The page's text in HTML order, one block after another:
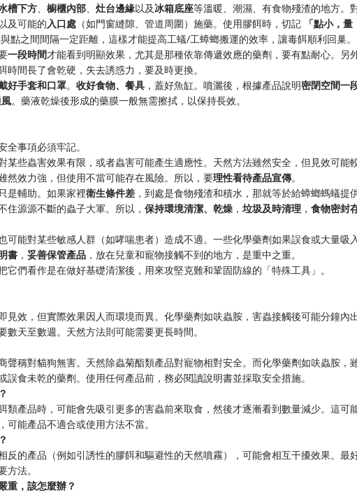
槽下方​​、​ ​櫥櫃內部​​、​ ​灶台邊緣​​以及​​冰箱底座​等溫暖、潮濕、有食物殘渣的地方。
及可能的​​入口處​ ​（如門窗縫隙、管道周圍）施藥。使用膠餌時，切記 ​
​「點小，量
點之間間隔一定距離，這樣才能提高工蟻/工蟑螂搬運的效率，讓毒餌順利回巢。
​一段時間​才能看到明顯效果，尤其是那種依靠傳遞效應的藥劑，要有點耐心。另
時間長了會乾硬，失去誘惑力，要及時更換。
好手套和口罩​​。​ ​收好食物、餐具​ ​，蓋好魚缸。噴灑後，根據產品說明​密閉空間一
​。藥液乾燥後形成的藥膜一般無需擦拭，以保持長效。
事項必須牢記。
某些蟲害效果有限，或者蟲害可能產生適應性。天然方法雖然安全，但見效可能
然效力強，但使用不當可能存在風險。所以，要​​理性看待產品宣傳​​。
是輔助。如果家裡​​衛生條件差​ ，到處是食物殘渣和積水，那就等於給蟑螂螞蟻提
源源不斷的蟲子大軍。所以，​ ​保持環境清潔、乾燥​ ​，​​垃圾及時清理​ ​，​ 食物密封
可能對某些敏感人群（如哮喘患者）造成不適。一些化學藥劑如果誤食或大量吸
書​ ​，​ ​妥善保管產品​ ​，放在兒童和寵物接觸不到的地方，是重中之重。
們看作是在做好基礎清潔後，用來攻堅克難和鞏固防線的「特殊工具」。
見效，但實際效果因人而環境而異。化學藥劑如呋蟲胺，害蟲接觸後可能分鐘內
天至數週。天然方法則可能需要更長時間。
聲稱對貓狗無害。天然除蟲菊酯類產品對寵物相對安全。而化學藥劑如呋蟲胺，
食未乾的藥劑。使用任何產品前，務必閱讀說明書並採取安全措施。
類產品時，可能會先吸引更多的害蟲前來取食，然後才逐漸看到數量減少。這可
能產品不適合或使用方法不當。
反的產品（例如引誘性的膠餌和驅避性的天然噴霧），可能會相互干擾效果。最
法。
重，該怎麼辦？​